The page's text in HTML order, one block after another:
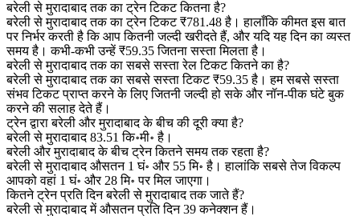
बरेली से मुरादाबाद तक का ट्रेन टिकट कितना है?
बरेली से मुरादाबाद तक का ट्रेन टिकट ₹781.48 है। हालाँकि कीमत इस बात
पर निर्भर करती है कि आप कितनी जल्दी खरीदते हैं, और यदि यह दिन का व्यस्त
समय है। कभी-कभी उन्हें ₹59.35 जितना सस्ता मिलता है।
बरेली से मुरादाबाद तक का सबसे सस्ता रेल टिकट कितने का है?
बरेली से मुरादाबाद तक का सबसे सस्ता टिकट ₹59.35 है। हम सबसे सस्ता
संभव टिकट प्राप्त करने के लिए जितनी जल्दी हो सके और नॉन-पीक घंटे बुक
करने की सलाह देते हैं।
ट्रेन द्वारा बरेली और मुरादाबाद के बीच की दूरी क्या है?
बरेली से मुरादाबाद 83.51 कि॰मी॰ है।
बरेली और मुरादाबाद के बीच ट्रेन कितने समय तक रहता है?
बरेली से मुरादाबाद औसतन 1 घं॰ और 55 मि॰ है। हालांकि सबसे तेज विकल्प
आपको वहां 1 घं॰ और 28 मि॰ पर मिल जाएगा।
कितने ट्रेन प्रति दिन बरेली से मुरादाबाद तक जाते हैं?
बरेली से मुरादाबाद में औसतन प्रति दिन 39 कनेक्शन हैं।